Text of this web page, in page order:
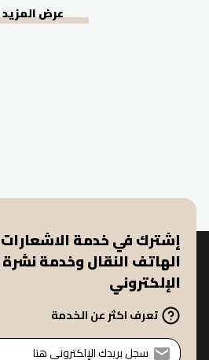
عرض المزيد
إشترك في خدمة
الهاتف النقال وخدمة نشرة
الإلكتروني
تعرف اكثر عن الخدمة